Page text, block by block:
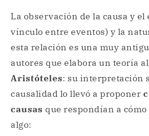
La observación de la causa y el
vínculo entre eventos) y la
esta relación es una muy
autores que elabora un teoría
Aristóteles: su interpretación
causalidad lo llevó a proponer
causas que respondían a cómo
algo: